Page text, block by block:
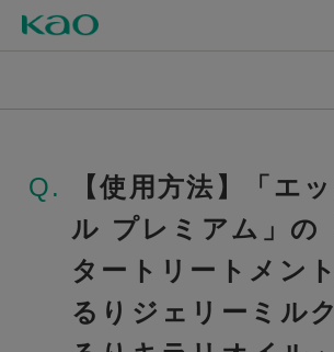
Q.
【使用方法】「エ
ル プレミアム」の
タートリートメン
るりジェリーミル